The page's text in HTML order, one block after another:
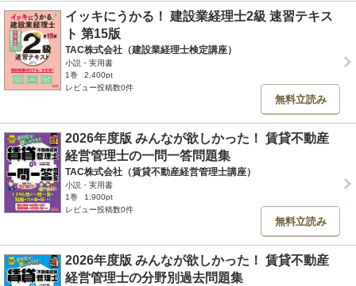
イッキにうかる！ 建設業経理士2級 速習テキス
ト 第15版
TAC株式会社（建設業経理士検定講座）
小説・実用書
1巻
2,400pt
レビュー投稿数0件
無料立読み
2026年度版 みんなが欲しかった！ 賃貸不動産
経営管理士の一問一答問題集
TAC株式会社（賃貸不動産経営管理士講座）
小説・実用書
1巻
1,900pt
レビュー投稿数0件
無料立読み
2026年度版 みんなが欲しかった！ 賃貸不動産
経営管理士の分野別過去問題集